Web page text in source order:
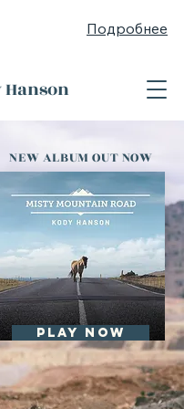
Подробнее